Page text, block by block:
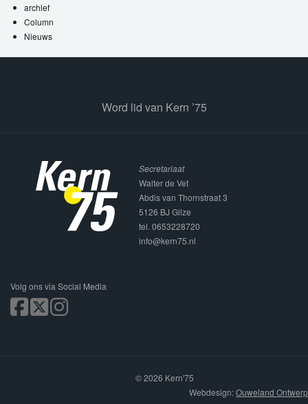
archief
Column
Nieuws
Word lid van Kern ’75
Secretariaat
Walter de Vet
Abdis van Thornstraat 3
5126 BJ Gilze
tel. 0653228720
info@kern75.nl
Volg ons via Social Media
© 2026 Kern'75
Webdesign:Ouweland Ontwerp